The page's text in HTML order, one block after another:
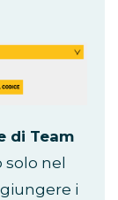
di Team
nel
i